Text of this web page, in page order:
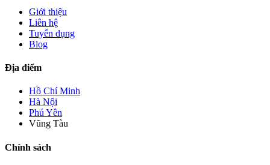
Giới thiệu
Liên hệ
Tuyển dụng
Blog
Địa điểm
Hồ Chí Minh
Hà Nội
Phú Yên
Vũng Tàu
Chính sách